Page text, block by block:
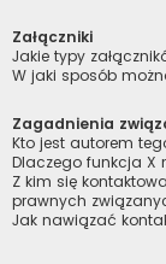
Załączniki
Jakie typy
W jaki sposób
Zagadnienia
Kto jest autorem
Dlaczego funkcja X
Z kim się
prawnych
Jak nawiązać